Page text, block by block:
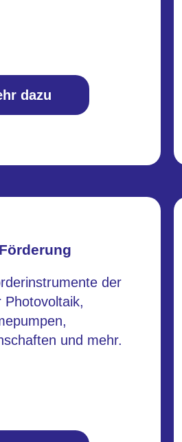
dazu
der
Photovoltaik,
und mehr.